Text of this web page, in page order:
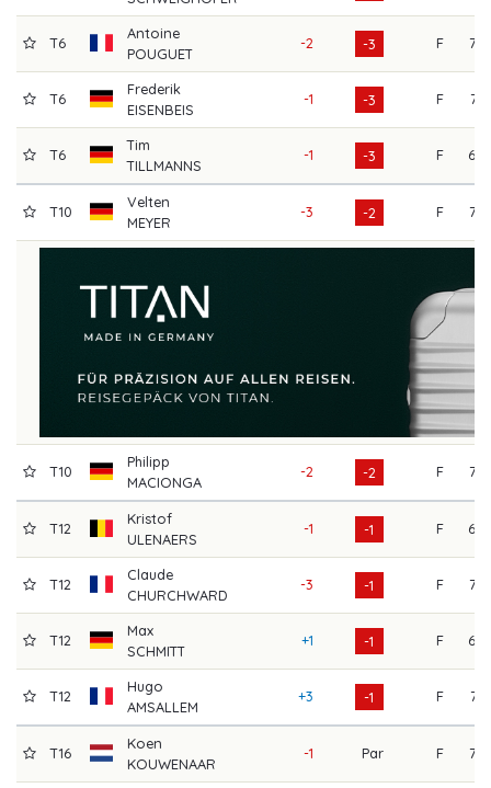
T6
Antoine
POUGUET
-2 -3 F 72
T6
Frederik
EISENBEIS
-1 -3 F 71
T6
Tim
TILLMANNS
-1 -3 F 68
T10
Velten
MEYER
-3 -2 F 72
T10
Philipp
MACIONGA
-2 -2 F 72
T12
Kristof
ULENAERS
-1 -1 F 69
T12
Claude
CHURCHWARD
-3 -1 F 75
T12
Max
SCHMITT
+1 -1 F 68
T12
Hugo
AMSALLEM
+3 -1 F 71
T16
Koen
KOUWENAAR
-1 Par F 73